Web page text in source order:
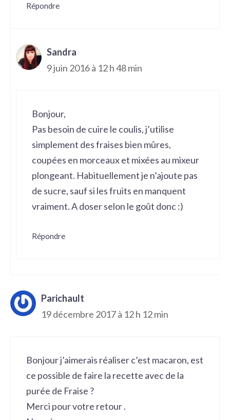
Répondre
Sandra
9 juin 2016 à 12 h 48 min
Bonjour,
Pas besoin de cuire le coulis, j’utilise
simplement des fraises bien mûres,
coupées en morceaux et mixées au mixeur
plongeant. Habituellement je n’ajoute pas
de sucre, sauf si les fruits en manquent
vraiment. A doser selon le goût donc :)
Répondre
Parichault
19 décembre 2017 à 12 h 12 min
Bonjour j’aimerais réaliser c’est macaron, est
ce possible de faire la recette avec de la
purée de Fraise ?
Merci pour votre retour .